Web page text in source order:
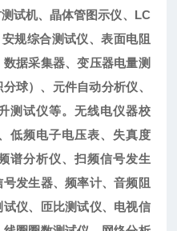
试机、晶体管图示仪、LC
规综合测试仪、表面电阻
据采集器、变压器电量测
球）、元件自动分析仪、
测试仪等。无线电仪器校
低频电子电压表、失真度
谱分析仪、扫频信号发生
发生器、频率计、音频阻
仪、匝比测试仪、电视信